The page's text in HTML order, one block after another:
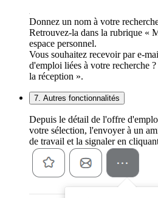
Donnez un nom à votre
Retrouvez-la dans la rubrique «
espace personnel.
Vous souhaitez recevoir par e-
d'emploi liées à votre recherche
la réception ».
7. Autres fonctionnalités
Depuis le détail de l'offre
votre sélection, l'envoyer à un
de travail et la signaler en